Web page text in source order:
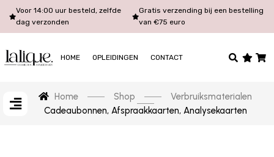
Voor 14:00 uur besteld, zelfde
dag verzonden
Gratis verzending bij een bestelling
van €75 euro
HOME OPLEIDINGEN CONTACT
Home Shop
Verbruiksmaterialen
Cadeaubonnen, Afspraakkaarten, Analysekaarten